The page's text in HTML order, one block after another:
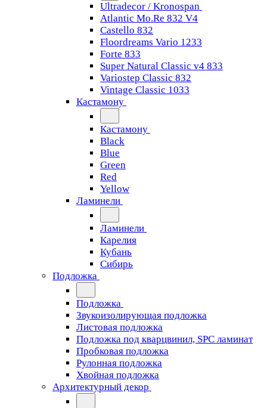
Ultradecor / Kronospan
Atlantic Mo.Re 832 V4
Castello 832
Floordreams Vario 1233
Forte 833
Super Natural Classic v4 833
Variostep Classic 832
Vintage Classic 1033
Кастамону
Кастамону
Black
Blue
Green
Red
Yellow
Ламинели
Ламинели
Карелия
Кубань
Сибирь
Подложка
Подложка
Звукоизолирующая подложка
Листовая подложка
Подложка под кварцвинил, SPC ламинат
Пробковая подложка
Рулонная подложка
Хвойная подложка
Архитектурный декор